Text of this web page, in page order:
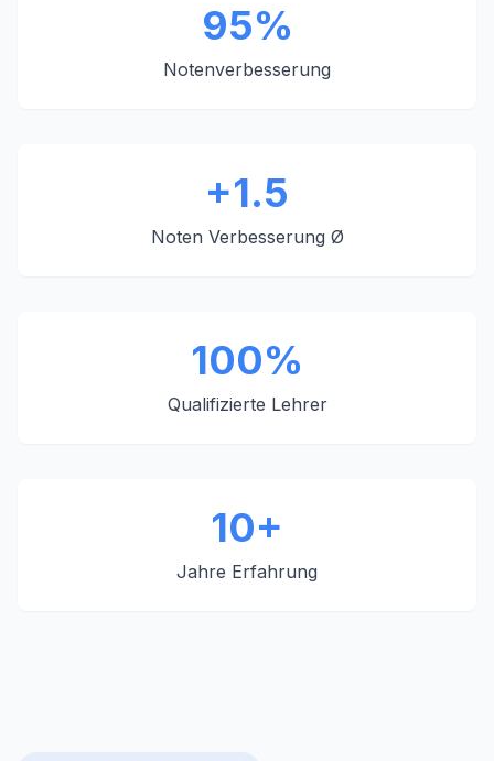
95%
Notenverbesserung
+1.5
Noten Verbesserung Ø
100%
Qualifizierte Lehrer
10+
Jahre Erfahrung